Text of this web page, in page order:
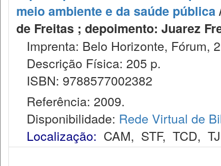
meio ambiente e da saúde pública
de Freitas ; depoimento: Juarez
Imprenta: Belo Horizonte, Fórum,
Descrição Física: 205 p.
ISBN: 9788577002382
Referência: 2009.
Disponibilidade: Rede Virtual de
Localização: CAM, STF, TCD,